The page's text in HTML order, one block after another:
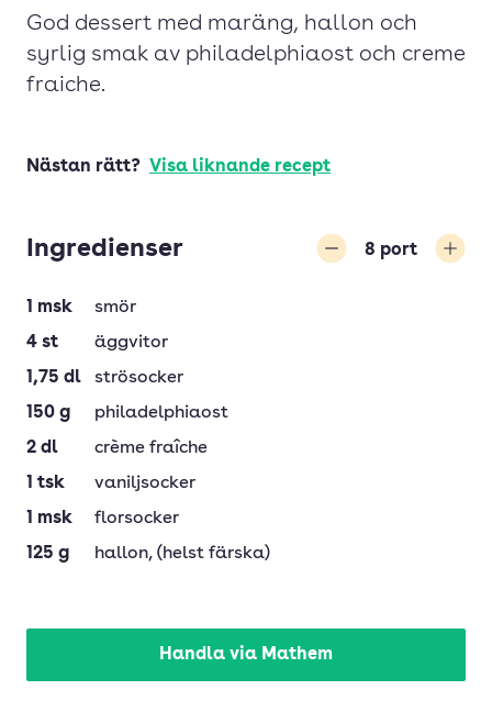
God dessert med maräng, hallon och
syrlig smak av philadelphiaost och creme
fraiche.
Nästan rätt? Visa liknande recept
Ingredienser 8 port
1 msk
smör
4 st
äggvitor
1,75 dl
strösocker
150 g
philadelphiaost
2 dl
crème fraîche
1 tsk
vaniljsocker
1 msk
florsocker
125 g hallon, (helst färska)
Handla via Mathem